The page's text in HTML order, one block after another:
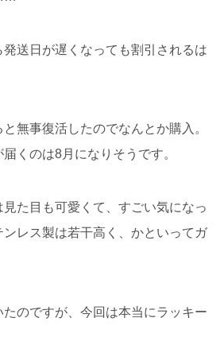
発送日が遅くなっても割引されるは
無事復活したのでなんとか購入。
くのは8月になりそうです。
た目も可愛くて、すごい気になっ
レス製は若干高く、かといってガ
のですが、今回は本当にラッキー